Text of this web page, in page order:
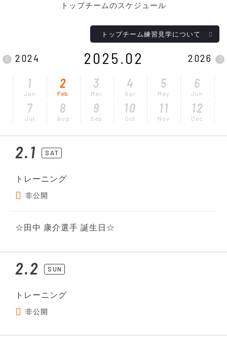
トップチームのスケジュール
トップチーム練習見学について
2024 2025.02 2026
1
Jan.
2
Feb.
3
Mar.
4
Apr.
5
May.
6
Jun.
7
Jul.
8
Aug.
9
Sep.
10
Oct.
11
Nov.
12
Dec.
2.1 SAT
トレーニング
非公開
☆田中 康介選手 誕生日☆
2.2 SUN
トレーニング
非公開